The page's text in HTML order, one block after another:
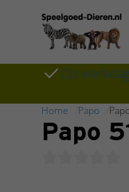
Op
Home Papo
Papo